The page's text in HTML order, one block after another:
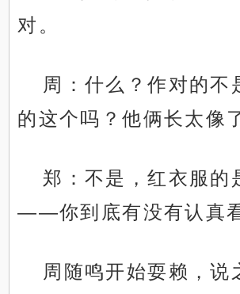
对。
周：什么？作对的不
的这个吗？他俩长太像
郑：不是，红衣服的
——你到底有没有认真
周随鸣开始耍赖，说